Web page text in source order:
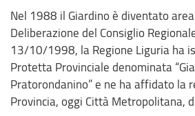
Nel 1988 il Giardino è diventato
Deliberazione del Consiglio
13/10/1998, la Regione Liguria ha
Protetta Provinciale denominata
Pratorondanino” e ne ha affidato la
Provincia, oggi Città Metropolitana,